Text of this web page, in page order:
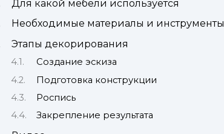
Для какой мебели используется
Необходимые материалы и инструменты
Этапы декорирования
Создание эскиза
Подготовка конструкции
Роспись
Закрепление результата